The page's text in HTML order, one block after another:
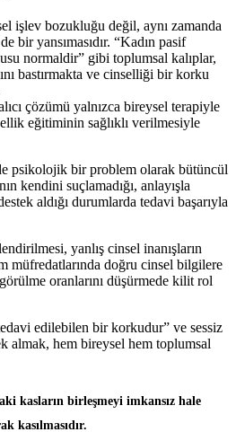
işlev bozukluğu değil, aynı zamanda
bir yansımasıdır. “Kadın pasif
normaldir” gibi toplumsal kalıplar,
bastırmakta ve cinselliği bir korku
çözümü yalnızca bireysel terapiyle
eğitiminin sağlıklı verilmesiyle
psikolojik bir problem olarak bütüncül
kendini suçlamadığı, anlayışla
aldığı durumlarda tedavi başarıyla
yanlış cinsel inanışların
müfredatlarında doğru cinsel bilgilere
oranlarını düşürmede kilit rol
edilebilen bir korkudur” ve sessiz
almak, hem bireysel hem toplumsal
kasların birleşmeyi imkansız hale
kasılmasıdır.